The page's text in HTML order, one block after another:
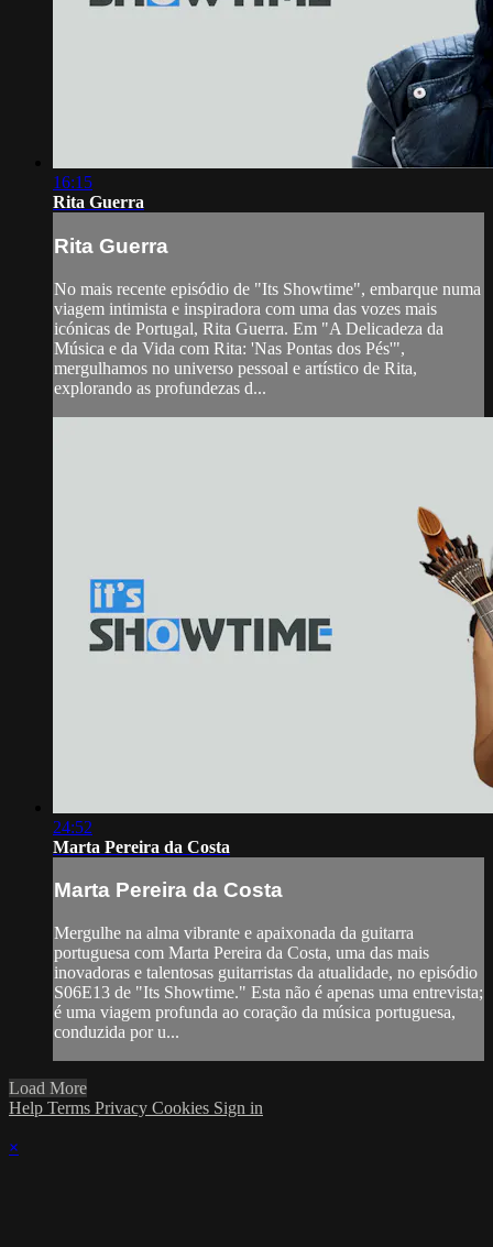
16:15
Rita Guerra
Rita Guerra
No mais recente episódio de "Its Showtime", embarque numa
viagem intimista e inspiradora com uma das vozes mais
icónicas de Portugal, Rita Guerra. Em "A Delicadeza da
Música e da Vida com Rita: 'Nas Pontas dos Pés'",
mergulhamos no universo pessoal e artístico de Rita,
explorando as profundezas d...
24:52
Marta Pereira da Costa
Marta Pereira da Costa
Mergulhe na alma vibrante e apaixonada da guitarra
portuguesa com Marta Pereira da Costa, uma das mais
inovadoras e talentosas guitarristas da atualidade, no episódio
S06E13 de "Its Showtime." Esta não é apenas uma entrevista;
é uma viagem profunda ao coração da música portuguesa,
conduzida por u...
Load More
Help Terms Privacy Cookies Sign in
×